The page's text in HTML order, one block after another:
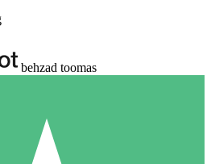
behzad toomas